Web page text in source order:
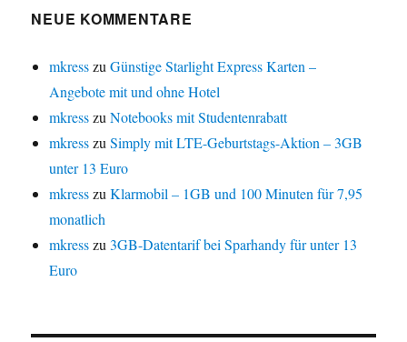
NEUE KOMMENTARE
mkresszuGünstige Starlight Express Karten –
Angebote mit und ohne Hotel
mkresszuNotebooks mit Studentenrabatt
mkresszuSimply mit LTE-Geburtstags-Aktion – 3GB
unter 13 Euro
mkresszuKlarmobil – 1GB und 100 Minuten für 7,95
monatlich
mkresszu3GB-Datentarif bei Sparhandy für unter 13
Euro